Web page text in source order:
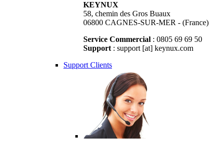
KEYNUX
58, chemin des Gros Buaux
06800 CAGNES-SUR-MER - (France)
Service Commercial : 0805 69 69 50
Support : support [at] keynux.com
Support Clients